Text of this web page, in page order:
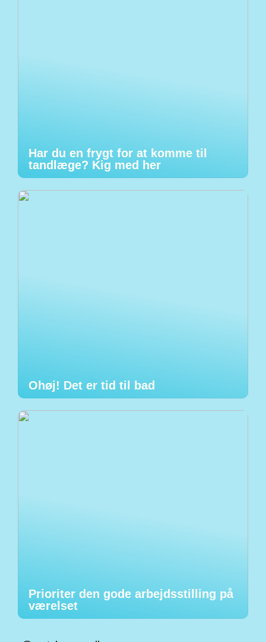
Har du en frygt for at komme til
tandlæge? Kig med her
Ohøj! Det er tid til bad
Prioriter den gode arbejdsstilling på
værelset